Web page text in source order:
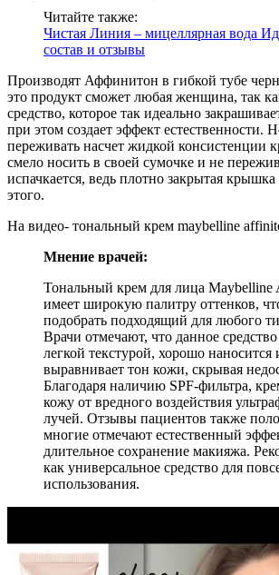
Читайте также:
Чистая Линия – мицеллярная вода
состав и отзывы
Производят Аффинитон в гибкой тубе
это продукт сможет любая женщина, так
средство, которое так идеально
при этом создает эффект естественности.
переживать насчет жидкой консистенции
смело носить в своей сумочке и не
испачкается, ведь плотно закрытая
этого.
На видео- тональный крем maybelline
Мнение врачей:
Тональный крем для лица Maybelline
имеет широкую палитру оттенков,
подобрать подходящий для любого
Врачи отмечают, что данное средство
легкой текстурой, хорошо наносится
выравнивает тон кожи, скрывая
Благодаря наличию SPF-фильтра,
кожу от вредного воздействия
лучей. Отзывы пациентов также
многие отмечают естественный
длительное сохранение макияжа.
как универсальное средство для
использования.